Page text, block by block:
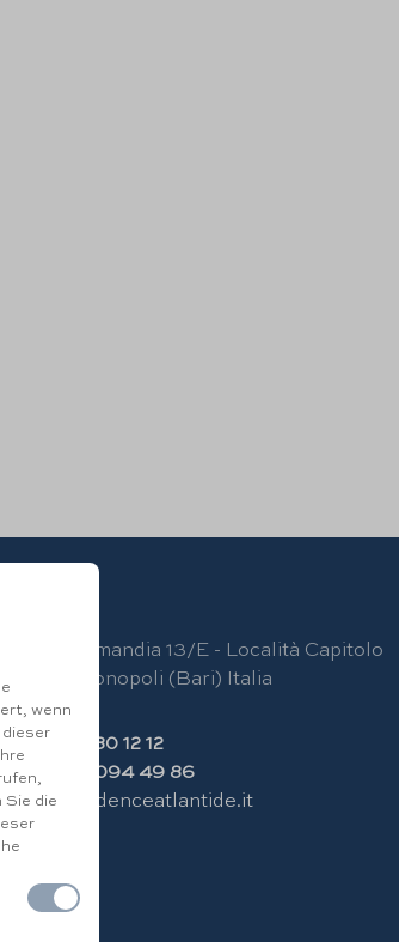
C.da Lamandia 13/E - Località Capitolo
70043 Monopoli (Bari) Italia
+39 080 80 12 12
+39 346 094 49 86
info@residenceatlantide.it
wenn
dieser
Sie die